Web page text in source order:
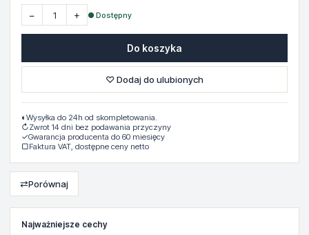
Najważniejsze cechy
− + ● Dostępny
Do koszyka
♡ Dodaj do ulubionych
◐ Wysyłka do 24h od skompletowania.
↻Zwrot 14 dni bez podawania przyczyny
✓Gwarancja producenta do 60 miesięcy
▢Faktura VAT, dostępne ceny netto
⇄Porównaj